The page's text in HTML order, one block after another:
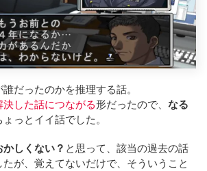
だったのかを推理する話。
決した話につながる形だったので、 なる
ょっとイイ話でした。
しくない？ と思って、該当の過去の話
が、覚えてないだけで、そういうこと